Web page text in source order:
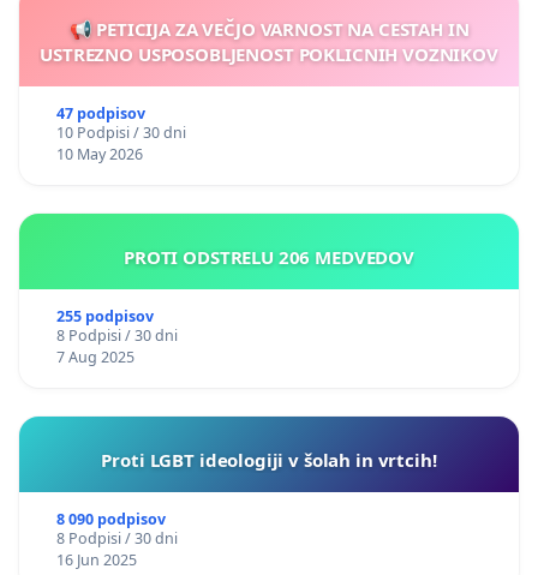
📢 PETICIJA ZA VEČJO VARNOST NA CESTAH IN
USTREZNO USPOSOBLJENOST POKLICNIH VOZNIKOV
47 podpisov
10 Podpisi / 30 dni
10 May 2026
PROTI ODSTRELU 206 MEDVEDOV
255 podpisov
8 Podpisi / 30 dni
7 Aug 2025
Proti LGBT ideologiji v šolah in vrtcih!
8 090 podpisov
8 Podpisi / 30 dni
16 Jun 2025